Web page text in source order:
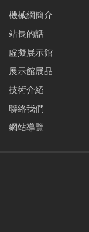
機械網簡介
站長的話
虛擬展示館
展示館展品
技術介紹
聯絡我們
網站導覽